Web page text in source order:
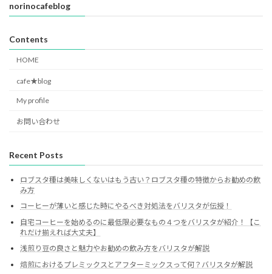
norinocafeblog
Contents
HOME
cafe★blog
My profile
お問い合わせ
Recent Posts
ロブスタ種は美味しくないはもう古い？ロブスタ種の特徴からお勧めの飲
み方
コーヒーが薄いと感じた時にやるべき対処法をバリスタが伝授！
自宅コーヒーを始めるのに最低限必要なもの４つをバリスタが紹介！【こ
れだけ揃えれば大丈夫】
浅煎り豆の良さと魅力やお勧めの飲み方をバリスタが解説
焙煎におけるプレミックスとアフターミックスって何？バリスタが解説